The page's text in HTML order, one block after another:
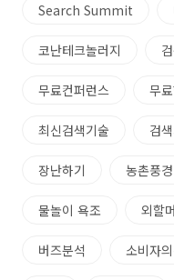
Search Summit
코난테크놀러지
무료컨퍼런스 무
최신검색기술 검
장난하기 농촌풍경
물놀이 욕조 외할
버즈분석 소비자